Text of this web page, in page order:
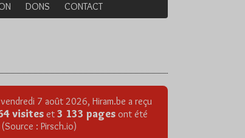
DONS CONTACT
7 août 2026, Hiram.be a reçu
visites et 3 133 pages ont été
: Pirsch.io)